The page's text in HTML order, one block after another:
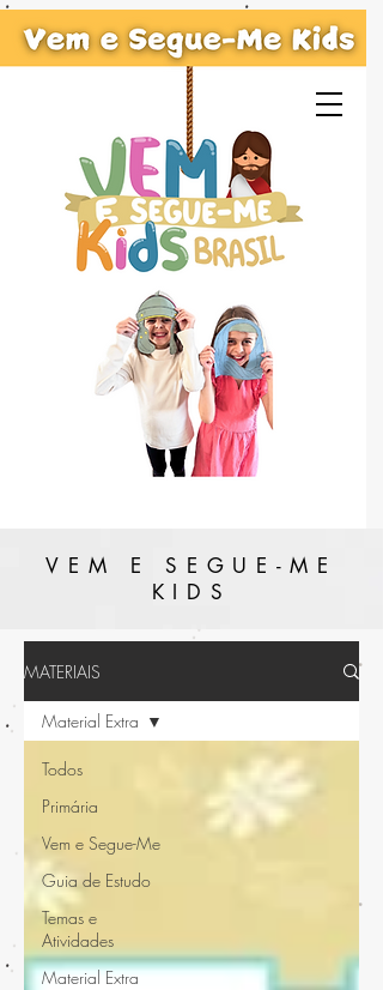
VEM E SEGUE-ME
KIDS
MATERIAIS
Todos
Primária
Vem e Segue-Me
Guia de Estudo
Temas e
Atividades
Material Extra
Material Extra